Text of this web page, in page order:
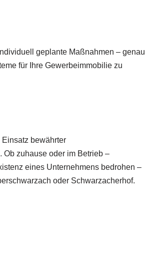
geplante Maßnahmen – genau
für Ihre Gewerbeimmobilie zu
bewährter
zuhause oder im Betrieb –
eines Unternehmens bedrohen –
oder Schwarzacherhof.